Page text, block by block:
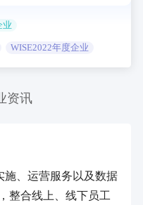
业
WISE2022年度企业
资讯
施、运营服务以及数据
整合线上、线下员工